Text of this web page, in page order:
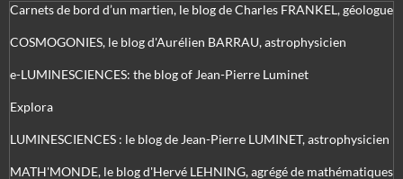
Carnets de bord d’un martien, le blog de Charles FRANKEL, géologue
COSMOGONIES, le blog d'Aurélien BARRAU, astrophysicien
e-LUMINESCIENCES: the blog of Jean-Pierre Luminet
Explora
LUMINESCIENCES : le blog de Jean-Pierre LUMINET, astrophysicien
MATH'MONDE, le blog d'Hervé LEHNING, agrégé de mathématiques